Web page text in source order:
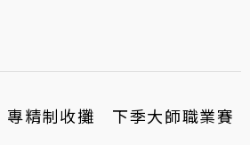
專精制收攤 下季大師職業賽